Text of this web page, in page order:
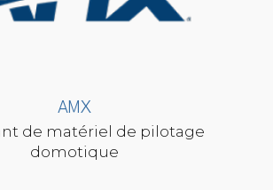
AMX
de matériel de pilotage
domotique